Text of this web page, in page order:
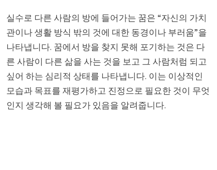
실수로 다른 사람의 방에 들어가는 꿈은 “자신의 가치
관이나 생활 방식 밖의 것에 대한 동경이나 부러움”을
나타냅니다. 꿈에서 방을 찾지 못해 포기하는 것은 다
른 사람이 다른 삶을 사는 것을 보고 그 사람처럼 되고
싶어 하는 심리적 상태를 나타냅니다. 이는 이상적인
모습과 목표를 재평가하고 진정으로 필요한 것이 무엇
인지 생각해 볼 필요가 있음을 알려줍니다.